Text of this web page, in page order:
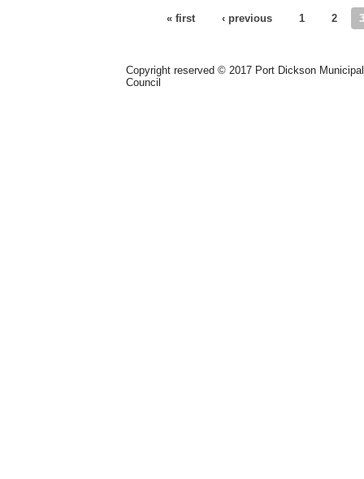
« first
‹ previous 1 2 3
Copyright reserved © 2017 Port Dickson Municipal
Council